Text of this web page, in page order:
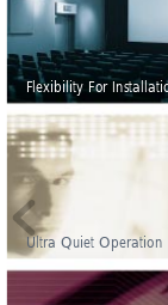
Flexibility For
Ultra Quiet